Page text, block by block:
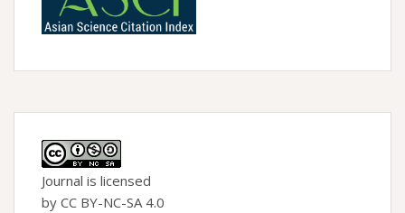
Journal is licensed
by CC BY-NC-SA 4.0